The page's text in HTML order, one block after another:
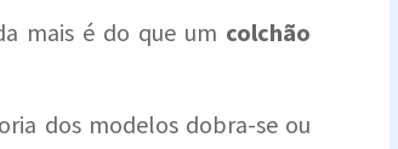
mais é do que um colchão
dos modelos dobra-se ou